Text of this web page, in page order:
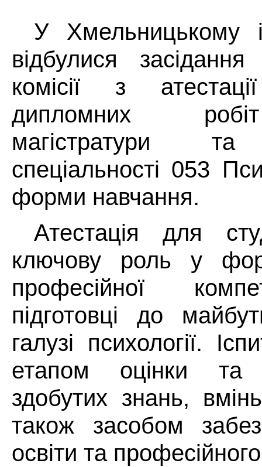
У Хмельницькому
відбулися засідання
комісії з
дипломних
магістратури та
спеціальності 053
форми навчання.
Атестація для
ключову роль у
професійної
підготовці до
галузі психології.
етапом оцінки та
здобутих знань,
також засобом
освіти та